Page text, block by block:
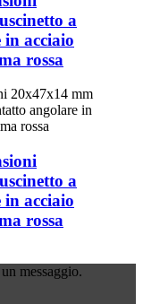
a
in acciaio
rossa
a
in acciaio
rossa
messaggio.